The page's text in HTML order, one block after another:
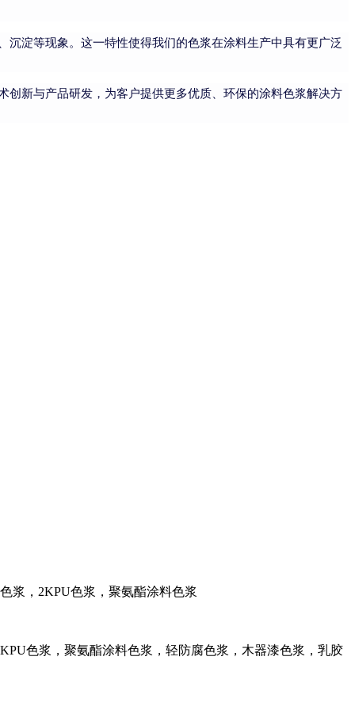
淀等现象。这一特性使得我们的色浆在涂料生产中具有更广泛
新与产品研发，为客户提供更多优质、环保的涂料色浆解决方
浆，2KPU色浆，聚氨酯涂料色浆
色浆，聚氨酯涂料色浆，轻防腐色浆，木器漆色浆，乳胶